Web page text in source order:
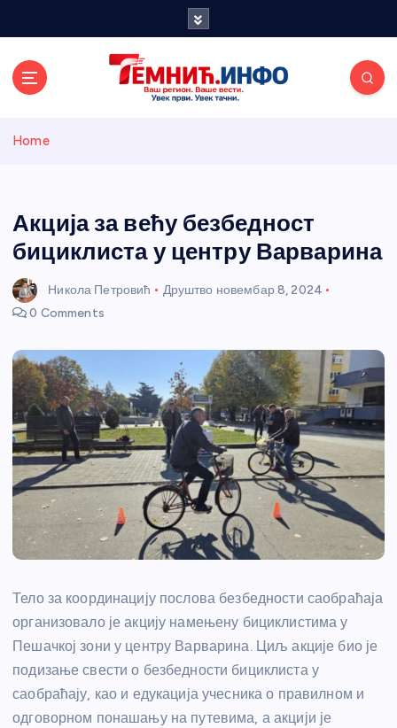
и портал
Home
Акција за већу безбедност
бициклиста у центру Варварина
Никола Петровић Друштво новембар 8, 2024
0 Comments
Тело за координацију послова безбедности саобраћаја
организовало је акцију намењену бициклистима у
Пешачкој зони у центру Варварина. Циљ акције био је
подизање свести о безбедности бициклиста у
саобраћају, као и едукација учесника о правилном и
одговорном понашању на путевима, а акцији је